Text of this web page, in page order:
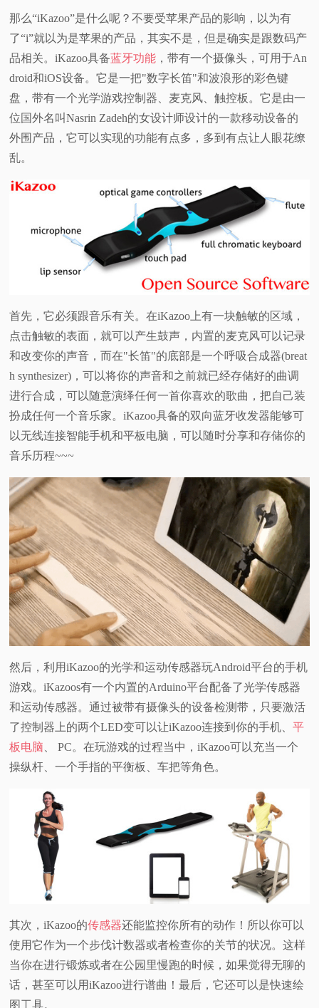
那么“iKazoo”是什么呢？不要受苹果产品的影响，以为有
了“i”就以为是苹果的产品，其实不是，但是确实是跟数码产
品相关。iKazoo具备蓝牙功能 ，带有一个摄像头，可用于An
droid和iOS设备。它是一把"数字长笛"和波浪形的彩色键
盘，带有一个光学游戏控制器、麦克风、触控板。它是由一
位国外名叫Nasrin Zadeh的女设计师设计的一款移动设备的
外围产品，它可以实现的功能有点多，多到有点让人眼花缭
乱。
首先，它必须跟音乐有关。在iKazoo上有一块触敏的区域，
点击触敏的表面，就可以产生鼓声，内置的麦克风可以记录
和改变你的声音，而在"长笛"的底部是一个呼吸合成器(breat
h synthesizer)，可以将你的声音和之前就已经存储好的曲调
进行合成，可以随意演绎任何一首你喜欢的歌曲，把自己装
扮成任何一个音乐家。iKazoo具备的双向蓝牙收发器能够可
以无线连接智能手机和平板电脑，可以随时分享和存储你的
音乐历程~~~
然后，利用iKazoo的光学和运动传感器玩Android平台的手机
游戏。iKazoos有一个内置的Arduino平台配备了光学传感器
和运动传感器。通过被带有摄像头的设备检测带，只要激活
了控制器上的两个LED变可以让iKazoo连接到你的手机、平
板电脑 、 PC。在玩游戏的过程当中，iKazoo可以充当一个
操纵杆、一个手指的平衡板、车把等角色。
其次，iKazoo的传感器还能监控你所有的动作！所以你可以
使用它作为一个步伐计数器或者检查你的关节的状况。这样
当你在进行锻炼或者在公园里慢跑的时候，如果觉得无聊的
话，甚至可以用iKazoo进行谱曲！最后，它还可以是快速绘
图工具。